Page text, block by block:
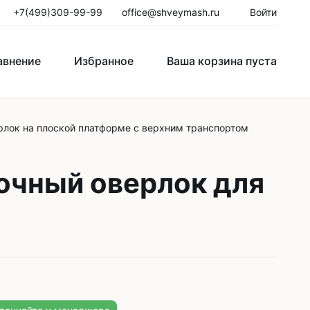
+7(499)309-99-99 office@shveymash.ru Войти
Избранное Ваша корзина пуста
стежка Колонковые швейные машины
Закрепочные швейные машины
на плоской платформе с верхним транспортом
оверлок для